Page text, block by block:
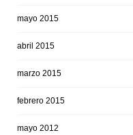
mayo 2015
abril 2015
marzo 2015
febrero 2015
mayo 2012